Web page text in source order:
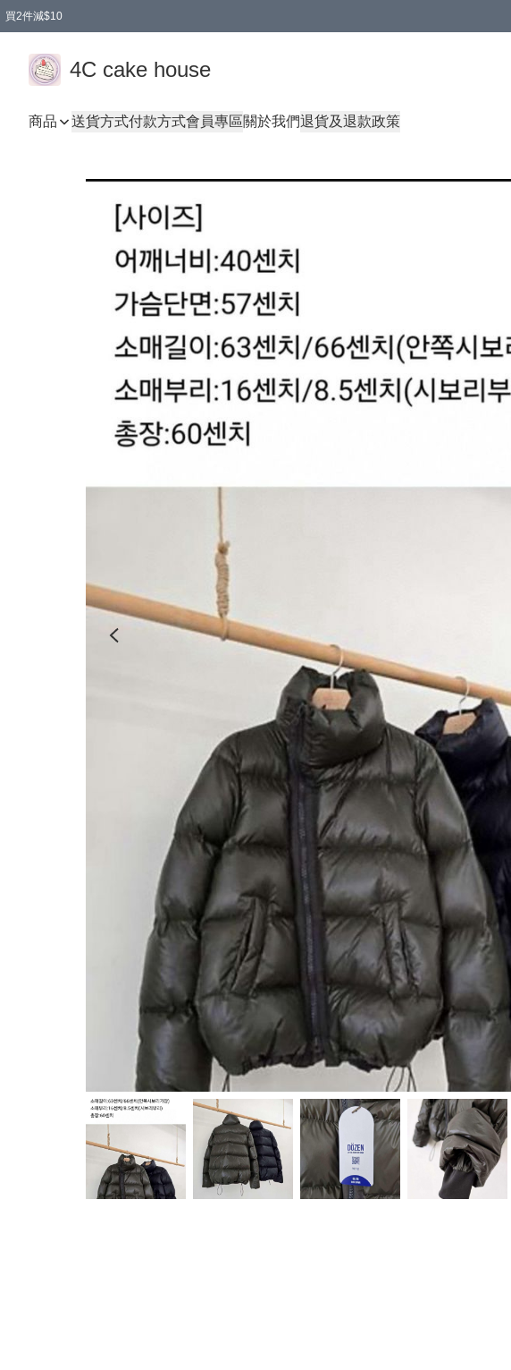
買2件減$10
4C cake house
商品 送貨方式付款方式會員專區關於我們退貨及退款政策